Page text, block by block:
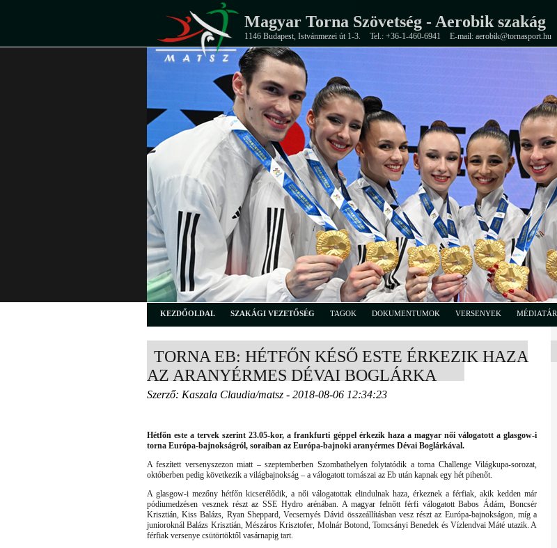
Magyar Torna Szövetség - Aerobik szakág
1146 Budapest, Istvánmezei út 1-3. Tel.: +36-1-460-6941 E-mail: aerobik@tornasport.hu
KEZDŐOLDAL SZAKÁGI VEZETŐSÉG TAGOK DOKUMENTUMOK VERSENYEK MÉDIATÁR
TORNA EB: HÉTFŐN KÉSŐ ESTE ÉRKEZIK HAZA
AZ ARANYÉRMES DÉVAI BOGLÁRKA
Szerző: Kaszala Claudia/matsz - 2018-08-06 12:34:23
Hétfőn este a tervek szerint 23.05-kor, a frankfurti géppel érkezik haza a magyar női válogatott a glasgow-i
torna Európa-bajnokságról, soraiban az Európa-bajnoki aranyérmes Dévai Boglárkával.
A feszített versenyszezon miatt – szeptemberben Szombathelyen folytatódik a torna Challenge Világkupa-sorozat,
októberben pedig következik a világbajnokság – a válogatott tornászai az Eb után kapnak egy hét pihenőt.
A glasgow-i mezőny hétfőn kicserélődik, a női válogatottak elindulnak haza, érkeznek a férfiak, akik kedden már
pódiumedzésen vesznek részt az SSE Hydro arénában. A magyar felnőtt férfi válogatott Babos Ádám, Boncsér
Krisztián, Kiss Balázs, Ryan Sheppard, Vecsernyés Dávid összeállításban vesz részt az Európa-bajnokságon, míg a
junioroknál Balázs Krisztián, Mészáros Krisztofer, Molnár Botond, Tomcsányi Benedek és Vízlendvai Máté utazik. A
férfiak versenye csütörtöktől vasárnapig tart.